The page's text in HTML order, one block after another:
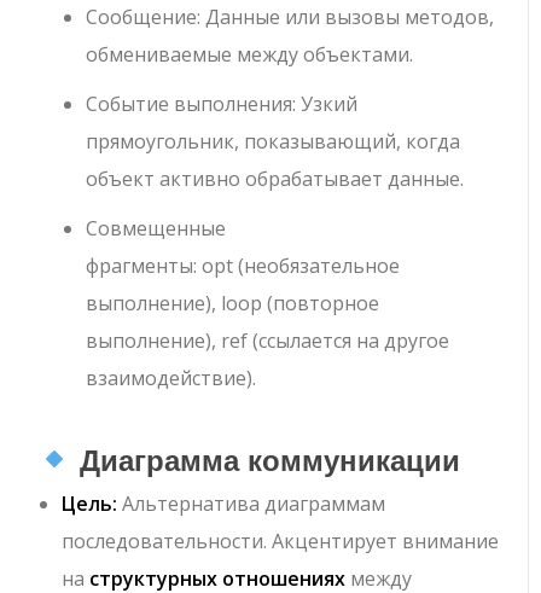
Сообщение: Данные или вызовы методов,
обмениваемые между объектами.
Событие выполнения: Узкий
прямоугольник, показывающий, когда
объект активно обрабатывает данные.
Совмещенные
фрагменты:opt(необязательное
выполнение), loop (повторное
выполнение), ref(ссылается на другое
взаимодействие).
Диаграмма коммуникации
Цель: Альтернатива диаграммам
последовательности. Акцентирует внимание
на структурных отношениях между